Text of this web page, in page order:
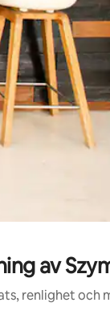
av
renlighet och